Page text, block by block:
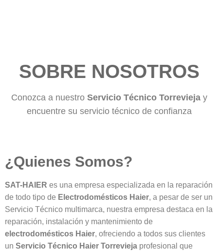
SOBRE NOSOTROS
Conozca a nuestro Servicio Técnico Torreviejay
encuentre su servicio técnico de confianza
¿Quienes Somos?
SAT-HAIER es una empresa especializada en la reparación
de todo tipo de Electrodomésticos Haier, a pesar de ser un
Servicio Técnico multimarca, nuestra empresa destaca en la
reparación, instalación y mantenimiento de
electrodomésticos Haier, ofreciendo a todos sus clientes
un Servicio Técnico Haier Torrevieja profesional que